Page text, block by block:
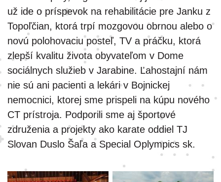
už ide o príspevok na rehabilitácie pre Janku z
Topoľčian, ktorá trpí mozgovou obrnou alebo o
novú polohovaciu posteľ, TV a práčku, ktorá
zlepší kvalitu života obyvateľom v Dome
sociálnych služieb v Jarabine. Ľahostajní nám
nie sú ani pacienti a lekári v Bojnickej
nemocnici, ktorej sme prispeli na kúpu nového
CT prístroja. Podporili sme aj športové
združenia a projekty ako karate oddiel TJ
Slovan Duslo Šaľa a Special Oplympics sk.